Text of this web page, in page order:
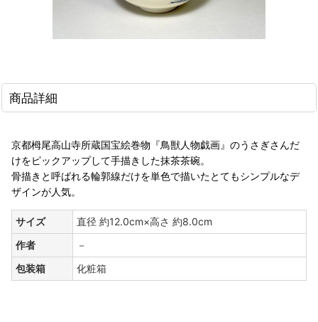
商品詳細
京都栂尾高山寺所蔵国宝絵巻物『鳥獣人物戯画』のうさぎさんだ
けをピックアップして手描きした抹茶茶碗。
骨描きと呼ばれる輪郭線だけを単色で描いたとてもシンプルなデ
ザインが人気。
サイズ
直径 約12.0cm×高さ 約8.0cm
作者
－
包装箱
化粧箱